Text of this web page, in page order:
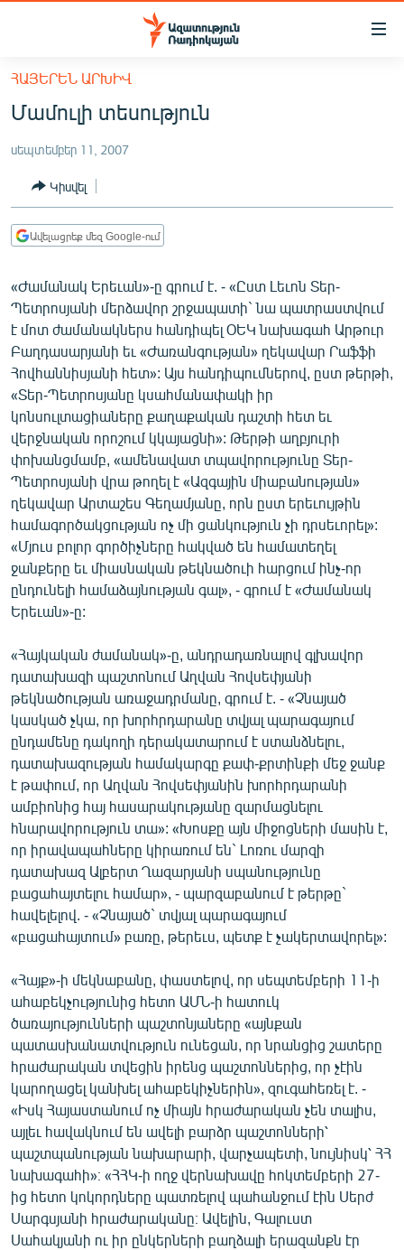
Մատչելիության
հիմնական
բովանդակությանը
հիմնական
մենյուին
Որոնում
ՀԱՅԱՍՏԱՆ
ՔԱՂԱՔԱԿԱՆ
ԸՆՏՐՈՒԹՅՈՒՆՆԵՐ 2026
ԻՐԱՎՈՒՆՔ
ՏՆՏԵՍՈՒԹՅՈՒՆ
ՂԱՐԱԲԱՂ
ՊԱՏԵՐԱԶՄԻ 6 ՇԱԲԱԹՆԵՐԸ
ՏԱՐԱԾԱՇՐՋԱՆ
ՄԻՋԱԶԳԱՅԻՆ
ՄՇԱԿՈՒՅԹ
ՍՊՈՐՏ
ՄԵԿՆԱԲԱՆՈՒԹՅՈՒՆ
ՏՏ ԵՒ ԻՆՏԵՐՆԵՏ
ԿՈՐՈՆԱՎԻՐՈՒՍ
ԱՐԽԻՎ
ՏԵՍԱՆՅՈՒԹԵՐ
ԲԱՆԱՎԵՃ
ՁԳՏԵԼՈՎ ԼԱՎԱԳՈՒՅՆԻՆ
ՓՈԴՔԱՍԹ
Հայերեն
English
Русский
ՀԵՏԵՎԵՔ ՄԵԶ
«Ազատության» բոլոր կայքերը
ՀԱՅԵՐԵՆ ԱՐԽԻՎ
Մամուլի տեսություն
սեպտեմբեր 11, 2007
Կիսվել
Ավելացրեք մեզ Google-ում
«Ժամանակ Երեւան»-ը գրում է. - «Ըստ Լեւոն Տեր-
Պետրոսյանի մերձավոր շրջապատի` նա պատրաստվում
է մոտ ժամանակներս հանդիպել ՕԵԿ նախագահ Արթուր
Բաղդասարյանի եւ «Ժառանգության» ղեկավար Րաֆֆի
Հովհաննիսյանի հետ»: Այս հանդիպումներով, ըստ թերթի,
«Տեր-Պետրոսյանը կսահմանափակի իր
կոնսուլտացիաները քաղաքական դաշտի հետ եւ
վերջնական որոշում կկայացնի»: Թերթի աղբյուրի
փոխանցմամբ, «ամենավատ տպավորությունը Տեր-
Պետրոսյանի վրա թողել է «Ազգային միաբանության»
ղեկավար Արտաշես Գեղամյանը, որն ըստ երեւույթին
համագործակցության ոչ մի ցանկություն չի դրսեւորել»:
«Մյուս բոլոր գործիչները հակված են համատեղել
ջանքերը եւ միասնական թեկնածուի հարցում ինչ-որ
ընդունելի համաձայնության գալ», - գրում է «Ժամանակ
Երեւան»-ը:
«Հայկական ժամանակ»-ը, անդրադառնալով գլխավոր
դատախազի պաշտոնում Աղվան Հովսեփյանի
թեկնածության առաջադրմանը, գրում է. - «Չնայած
կասկած չկա, որ խորհրդարանը տվյալ պարագայում
ընդամենը դակողի դերակատարում է ստանձնելու,
դատախազության համակարգը քափ-քրտինքի մեջ ջանք
է թափում, որ Աղվան Հովսեփյանին խորհրդարանի
ամբիոնից հայ հասարակությանը զարմացնելու
հնարավորություն տա»: «Խոսքը այն միջոցների մասին է,
որ իրավապահները կիրառում են` Լոռու մարզի
դատախազ Ալբերտ Ղազարյանի սպանությունը
բացահայտելու համար», - պարզաբանում է թերթը`
հավելելով. - «Չնայած` տվյալ պարագայում
«բացահայտում» բառը, թերեւս, պետք է չակերտավորել»:
«Հայք»-ի մեկնաբանը, փաստելով, որ սեպտեմբերի 11-ի
ահաբեկչությունից հետո ԱՄՆ-ի հատուկ
ծառայությունների պաշտոնյաները «այնքան
պատասխանատվություն ունեցան, որ նրանցից շատերը
հրաժարական տվեցին իրենց պաշտոններից, որ չէին
կարողացել կանխել ահաբեկիչներին», զուգահեռել է. -
«Իսկ Հայաստանում ոչ միայն հրաժարական չեն տալիս,
այլեւ հավակնում են ավելի բարձր պաշտոնների՝
պաշտպանության նախարարի, վարչապետի, նույնիսկ՝ ՀՀ
նախագահի»։ «ՀՀԿ-ի ողջ վերնախավը հոկտեմբերի 27-
ից հետո կոկորդները պատռելով պահանջում էին Սերժ
Սարգսյանի հրաժարականը։ Ավելին, Գալուստ
Սահակյանի ու իր ընկերների բաղձալի երազանքն էր